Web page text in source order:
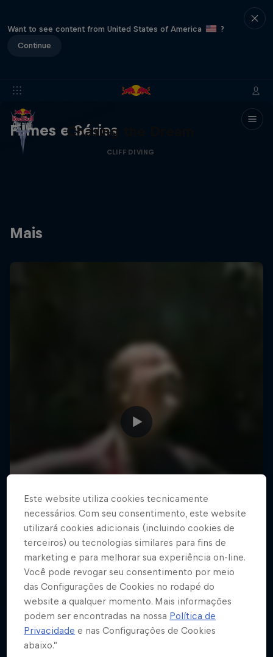
Want to see content from United States of America
?
Continue
Filmes e SériesChasing the Dream
CLIFF DIVING
Mais
Este website utiliza cookies tecnicamente
necessários. Com seu consentimento, este website
utilizará cookies adicionais (incluindo cookies de
terceiros) ou tecnologias similares para fins de
marketing e para melhorar sua experiência on-line.
Você pode revogar seu consentimento por meio
das Configurações de Cookies no rodapé do
website a qualquer momento. Mais informações
podem ser encontradas na nossa Política de
Privacidade e nas Configurações de Cookies
abaixo.”